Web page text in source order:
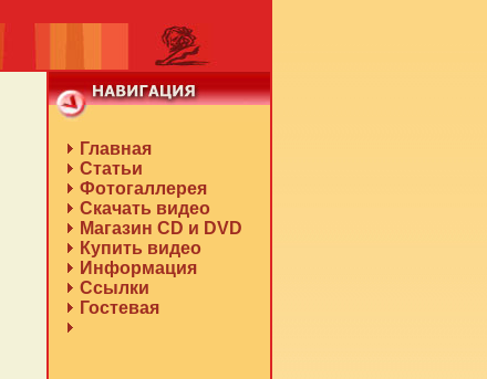
Главная
Статьи
Фотогаллерея
Скачать видео
Магазин CD и DVD
Купить видео
Информация
Ссылки
Гостевая